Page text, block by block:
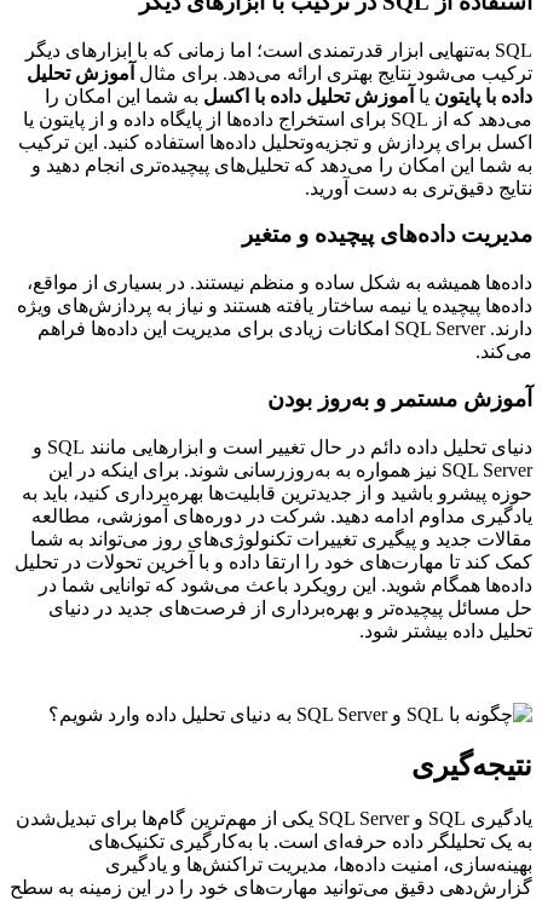
SQL به‌تنهایی ابزار قدرتمندی است؛ اما زمانی که با ابزارهای دیگر
ترکیب می‌شود نتایج بهتری ارائه می‌دهد. برای مثال آموزش تحلیل
داده با پایتون یا آموزش تحلیل داده با اکسل به شما این امکان را
می‌دهد که از SQL برای استخراج داده‌ها از پایگاه داده و از پایتون یا
اکسل برای پردازش و تجزیه‌وتحلیل داده‌ها استفاده کنید. این ترکیب
به شما این امکان را می‌دهد که تحلیل‌های پیچیده‌تری انجام دهید و
نتایج دقیق‌تری به دست آورید.
مدیریت داده‌های پیچیده و متغیر
داده‌ها همیشه به شکل ساده و منظم نیستند. در بسیاری از مواقع،
داده‌ها پیچیده یا نیمه ساختار یافته هستند و نیاز به پردازش‌های ویژه
دارند. SQL Server امکانات زیادی برای مدیریت این داده‌ها فراهم
می‌کند.
آموزش مستمر و به‌روز بودن
دنیای تحلیل داده دائم در حال تغییر است و ابزارهایی مانند SQL و
SQL Server نیز همواره به به‌روزرسانی شوند. برای اینکه در این
حوزه پیشرو باشید و از جدیدترین قابلیت‌ها بهره‌برداری کنید، باید به
یادگیری مداوم ادامه دهید. شرکت در دوره‌های آموزشی، مطالعه
مقالات جدید و پیگیری تغییرات تکنولوژی‌های روز می‌تواند به شما
کمک کند تا مهارت‌های خود را ارتقا داده و با آخرین تحولات در تحلیل
داده‌ها همگام شوید. این رویکرد باعث می‌شود که توانایی شما در
حل مسائل پیچیده‌تر و بهره‌برداری از فرصت‌های جدید در دنیای
تحلیل داده بیشتر شود.
نتیجه‌گیری
یادگیری SQL و SQL Server یکی از مهم‌ترین گام‌ها برای تبدیل‌شدن
به یک تحلیلگر داده حرفه‌ای است. با به‌کارگیری تکنیک‌های
بهینه‌سازی، امنیت داده‌ها، مدیریت تراکنش‌ها و یادگیری
گزارش‌دهی دقیق می‌توانید مهارت‌های خود را در این زمینه به سطح